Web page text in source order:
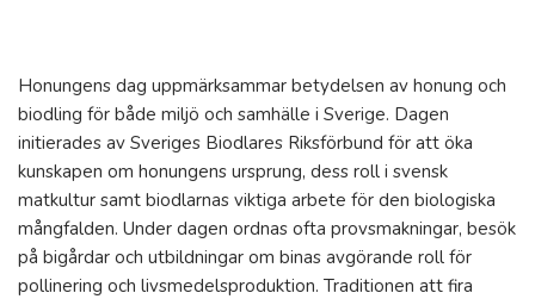
Honungens dag uppmärksammar betydelsen av honung och
biodling för både miljö och samhälle i Sverige. Dagen
initierades av Sveriges Biodlares Riksförbund för att öka
kunskapen om honungens ursprung, dess roll i svensk
matkultur samt biodlarnas viktiga arbete för den biologiska
mångfalden. Under dagen ordnas ofta provsmakningar, besök
på bigårdar och utbildningar om binas avgörande roll för
pollinering och livsmedelsproduktion. Traditionen att fira